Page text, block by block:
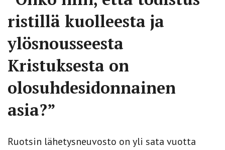
ristillä kuolleesta ja
ylösnousseesta
Kristuksesta on
olosuhdesidonnainen
asia?”
Ruotsin lähetysneuvosto on yli sata vuotta